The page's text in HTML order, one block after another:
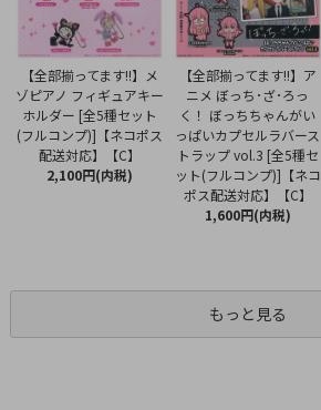
【全部揃ってます!!】メ
ゾピアノ フィギュアキー
ホルダー [全5種セット
(フルコンプ)]【ネコポス
配送対応】【C】
2,100円(内税)
【全部揃ってます!!】ア
ニメ ぼっち･ざ･ろっ
く！ ぼっちちゃんがい
っぱいカプセルラバース
トラップ vol.3 [全5種セ
ット(フルコンプ)]【ネコ
ポス配送対応】【C】
1,600円(内税)
もっと見る